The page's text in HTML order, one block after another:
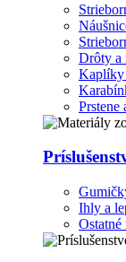
Drôty a
Kaplíky
Prstene
Ihly a